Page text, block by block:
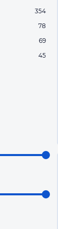
354
78
69
45
sind. Bitte
Flugdetails.